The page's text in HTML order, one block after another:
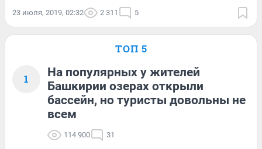
23 июля, 2019, 02:32 2 311 5
ТОП 5
1
На популярных у жителей
Башкирии озерах открыли
бассейн, но туристы довольны не
всем
114 900 31